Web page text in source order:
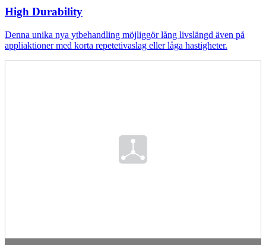
High Durability
Denna unika nya ytbehandling möjliggör lång livslängd även på
appliaktioner med korta repetetivaslag eller låga hastigheter.